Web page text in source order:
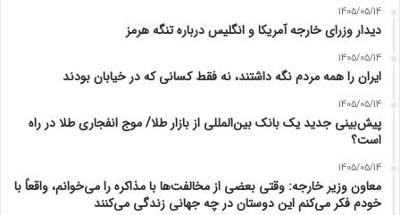
1405/05/14
دیدار وزرای خارجه آمریکا و انگلیس درباره تنگه هرمز
1405/05/14
ایران را همه مردم نگه داشتند، نه فقط کسانی که در خیابان بودند
1405/05/14
پیش‌بینی جدید یک بانک بین‌المللی از بازار طلا/ موج انفجاری طلا در راه
است؟
1405/05/14
معاون وزیر خارجه: وقتی بعضی از مخالفت‌ها با مذاکره را می‌خوانم، واقعاً با
خودم فکر می‌کنم این دوستان در چه جهانی زندگی می‌کنند